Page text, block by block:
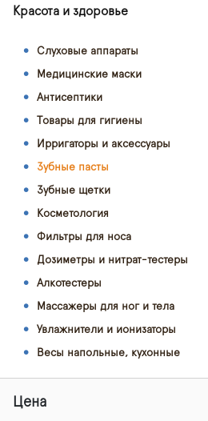
Красота и здоровье
Слуховые аппараты
Медицинские маски
Антисептики
Товары для гигиены
Ирригаторы и аксессуары
Зубные пасты
Зубные щетки
Косметология
Фильтры для носа
Дозиметры и нитрат-тестеры
Алкотестеры
Массажеры для ног и тела
Увлажнители и ионизаторы
Весы напольные, кухонные
Цена